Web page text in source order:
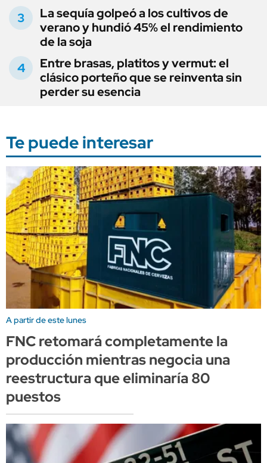
La sequía golpeó a los cultivos de
verano y hundió 45% el rendimiento
de la soja
Entre brasas, platitos y vermut: el
clásico porteño que se reinventa sin
perder su esencia
Te puede interesar
A partir de este lunes
FNC retomará completamente la
producción mientras negocia una
reestructura que eliminaría 80
puestos